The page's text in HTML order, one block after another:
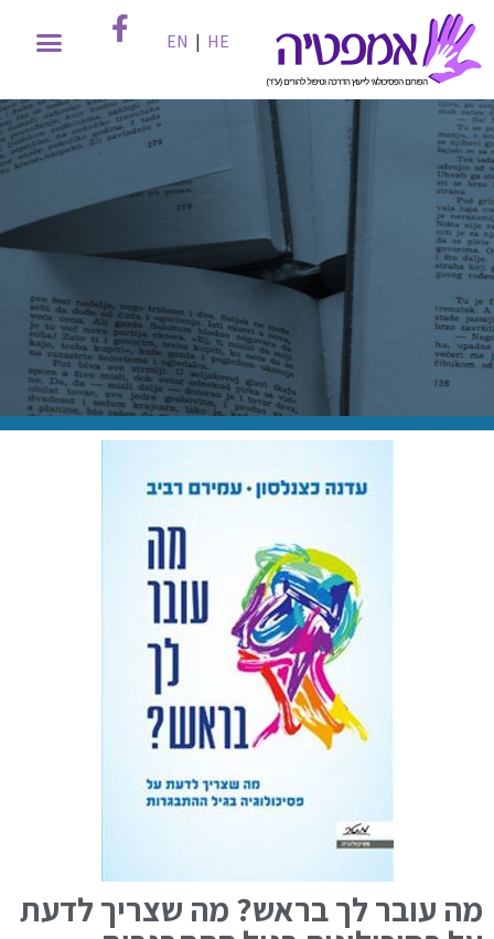
EN | HE
מה עובר לך בראש? מה שצריך לדעת